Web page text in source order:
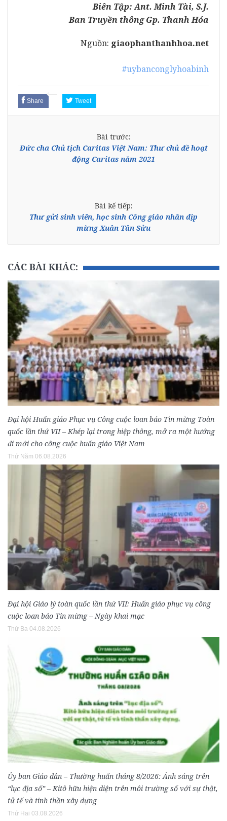
Biên Tập: Ant. Minh Tài, S.J.
Ban Truyền thông Gp. Thanh Hóa
Nguồn: giaophanthanhhoa.net
#uybanconglyhoabinh
Share Tweet
Bài trước:
Đức cha Chủ tịch Caritas Việt Nam: Thư chủ đề hoạt
động Caritas năm 2021
Bài kế tiếp:
Thư gửi sinh viên, học sinh Công giáo nhân dịp
mừng Xuân Tân Sửu
CÁC BÀI KHÁC:
Đại hội Huấn giáo Phục vụ Công cuộc loan báo Tin mừng Toàn
quốc lần thứ VII – Khép lại trong hiệp thông, mở ra một hướng
đi mới cho công cuộc huấn giáo Việt Nam
Thứ Năm 06.08.2026
Đại hội Giáo lý toàn quốc lần thứ VII: Huấn giáo phục vụ công
cuộc loan báo Tin mừng – Ngày khai mạc
Thứ Ba 04.08.2026
Ủy ban Giáo dân – Thường huấn tháng 8/2026: Ánh sáng trên
“lục địa số” – Kitô hữu hiện diện trên môi trường số với sự thật,
tử tế và tinh thần xây dựng
Thứ Hai 03.08.2026